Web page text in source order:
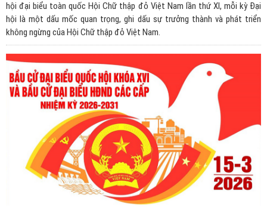
hội đại biểu toàn quốc Hội Chữ thập đỏ Việt Nam lần thứ XI, mỗi kỳ Đại
hội là một dấu mốc quan trọng, ghi dấu sự trưởng thành và phát triển
không ngừng của Hội Chữ thập đỏ Việt Nam.